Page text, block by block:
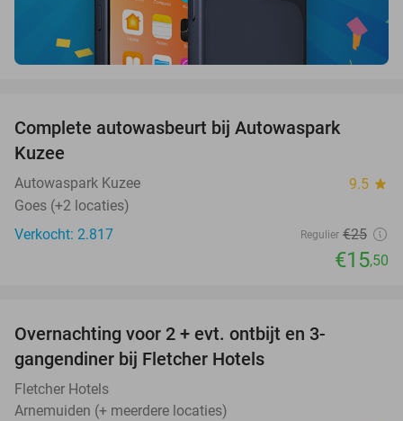
Complete autowasbeurt bij Autowaspark
Kuzee
Autowaspark Kuzee 9.5 star
Goes (+2 locaties)
Verkocht: 2.817
Regulier €25
€15,50
Overnachting voor 2 + evt. ontbijt en 3-
gangendiner bij Fletcher Hotels
Fletcher Hotels
Arnemuiden (+ meerdere locaties)